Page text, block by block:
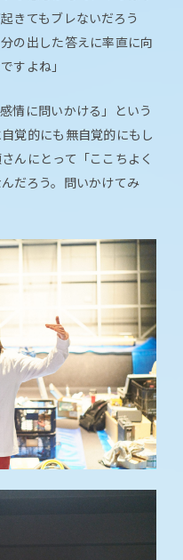
きてもブレないだろう
の出した答えに率直に向
すよね」
情に問いかける」という
覚的にも無自覚的にもし
んにとって「ここちよく
だろう。問いかけてみ